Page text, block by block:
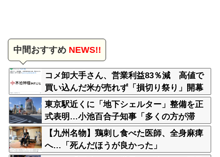
中間おすすめNEWS!!
コメ卸大手さん、営業利益83％減 高値で
買い込んだ米が売れず「損切り祭り」開幕
へ
東京駅近くに「地下シェルター」整備を正
式表明…小池百合子知事「多くの方が滞
在、施設整備の効果高い」
【九州名物】鶏刺し食べた医師、全身麻痺
へ…「死んだほうが良かった」